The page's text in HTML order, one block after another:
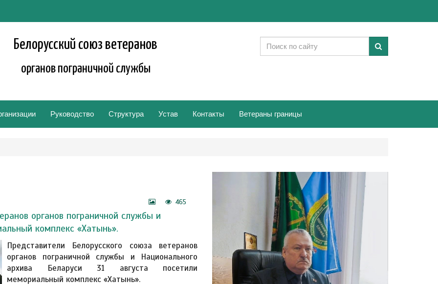
Белорусский союз ветеранов
органов пограничной службы
Руководство Структура Устав Контакты Ветераны границы
465
органов пограничной службы и
комплекс «Хатынь».
Представители Белорусского союза ветеранов
органов пограничной службы и Национального
архива Беларуси 31 августа посетили
мемориальный комплекс «Хатынь».